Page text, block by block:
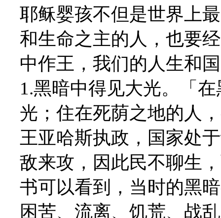
耶稣婴孩不但是世界上
和生命之主的人，也要
中作王，我们的人生和
1.黑暗中得见大光。「
光；住在死荫之地的人
王亚哈斯执政，国家处
敌来攻，因此民不聊生
书可以看到，当时的黑
困苦、流离、饥荒、战